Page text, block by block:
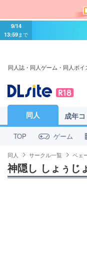
9/14
13:59まで
同人誌・同人ゲーム・同人ボ
同人 成年
TOP ゲーム
同人 サークル一覧 ベェ
神隠し しょぅじ